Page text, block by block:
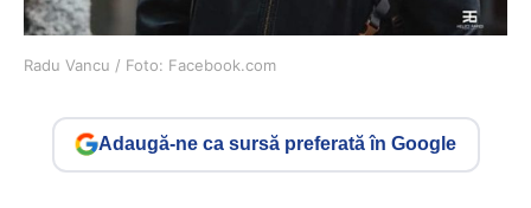
Radu Vancu / Foto: Facebook.com
Adaugă-ne ca sursă preferată în Google